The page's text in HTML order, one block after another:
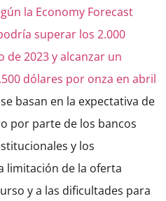
la Economy Forecast
superar los 2.000
de 2023 y alcanzar un
dólares por onza en abril
basan en la expectativa de
por parte de los bancos
y los
limitación de la oferta
y a las dificultades para